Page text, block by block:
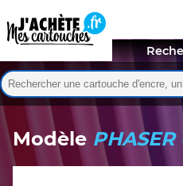
Rechercher :
Quand les résultats de
Modèle PHASER